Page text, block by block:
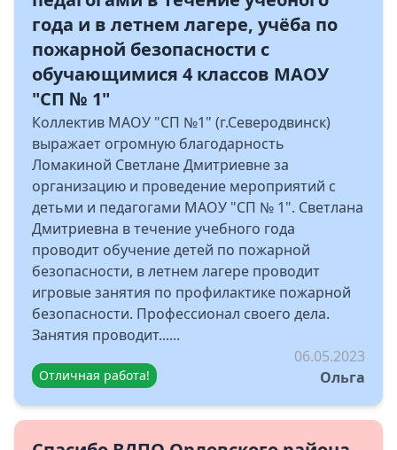
года и в летнем лагере, учёба по
пожарной безопасности с
обучающимися 4 классов МАОУ
"СП № 1"
Коллектив МАОУ "СП №1" (г.Северодвинск)
выражает огромную благодарность
Ломакиной Светлане Дмитриевне за
организацию и проведение мероприятий с
детьми и педагогами МАОУ "СП № 1". Светлана
Дмитриевна в течение учебного года
проводит обучение детей по пожарной
безопасности, в летнем лагере проводит
игровые занятия по профилактике пожарной
безопасности. Профессионал своего дела.
Занятия проводит......
Отличная работа!
06.05.2023
Ольга